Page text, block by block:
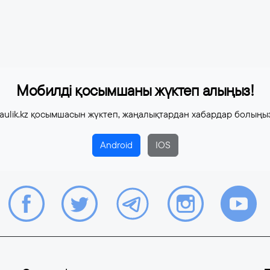
Мобилді қосымшаны жүктеп алыңыз!
қосымшасын жүктеп, жаңалықтардан хабардар
Android IOS